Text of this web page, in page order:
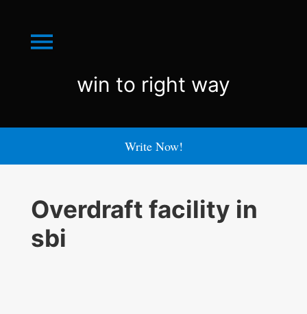
Menu
win
right
win to right way
Write Now!
Overdraft facility in
sbi